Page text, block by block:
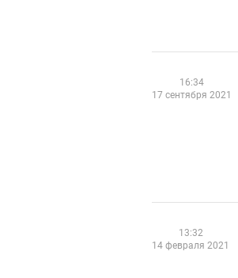
16:34
17 сентября 2021
13:32
14 февраля 2021